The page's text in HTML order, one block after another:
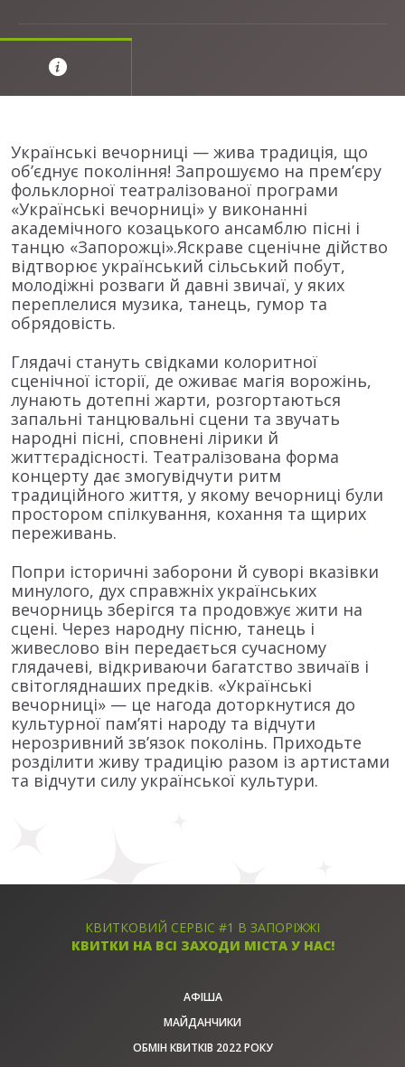
Українські вечорниці — жива традиція, що
об’єднує покоління! Запрошуємо на прем’єру
фольклорної театралізованої програми
«Українські вечорниці» у виконанні
академічного козацького ансамблю пісні і
танцю «Запорожці».Яскраве сценічне дійство
відтворює український сільський побут,
молодіжні розваги й давні звичаї, у яких
переплелися музика, танець, гумор та
обрядовість.
Глядачі стануть свідками колоритної
сценічної історії, де оживає магія ворожінь,
лунають дотепні жарти, розгортаються
запальні танцювальні сцени та звучать
народні пісні, сповнені лірики й
життєрадісності. Театралізована форма
концерту дає змогувідчути ритм
традиційного життя, у якому вечорниці були
простором спілкування, кохання та щирих
переживань.
Попри історичні заборони й суворі вказівки
минулого, дух справжніх українських
вечорниць зберігся та продовжує жити на
сцені. Через народну пісню, танець і
живеслово він передається сучасному
глядачеві, відкриваючи багатство звичаїв і
світогляднаших предків. «Українські
вечорниці» — це нагода доторкнутися до
культурної пам’яті народу та відчути
нерозривний зв’язок поколінь. Приходьте
розділити живу традицію разом із артистами
та відчути силу української культури.
КВИТКОВИЙ СЕРВІС #1 В ЗАПОРІЖЖІ
КВИТКИ НА ВСІ ЗАХОДИ МІСТА У НАС!
АФІША
МАЙДАНЧИКИ
ОБМІН КВИТКІВ 2022 РОКУ